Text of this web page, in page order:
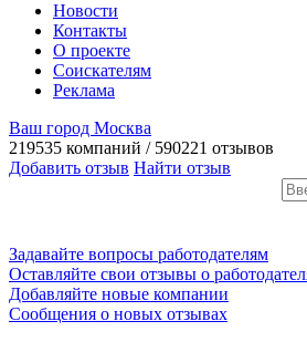
Новости
Контакты
О проекте
Соискателям
Реклама
Ваш город Москва
219535 компаний / 590221 отзывов
Добавить отзыв Найти отзыв
Задавайте вопросы работодателям
Оставляйте свои отзывы о
Добавляйте новые компании
Сообщения о новых отзывах